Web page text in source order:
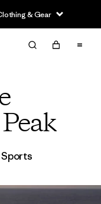
& Gear
Sports